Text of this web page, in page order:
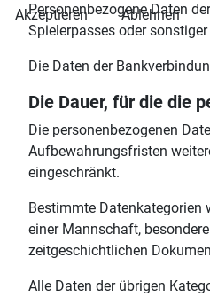
Personenbezogene Daten
Spielerpasses oder
Die Daten der
Die Dauer, für die die
Die personenbezogenen
Aufbewahrungsfristen
eingeschränkt.
Bestimmte Datenkategorien
einer Mannschaft,
zeitgeschichtlichen
Alle Daten der übrigen
Akzeptieren
Ablehnen